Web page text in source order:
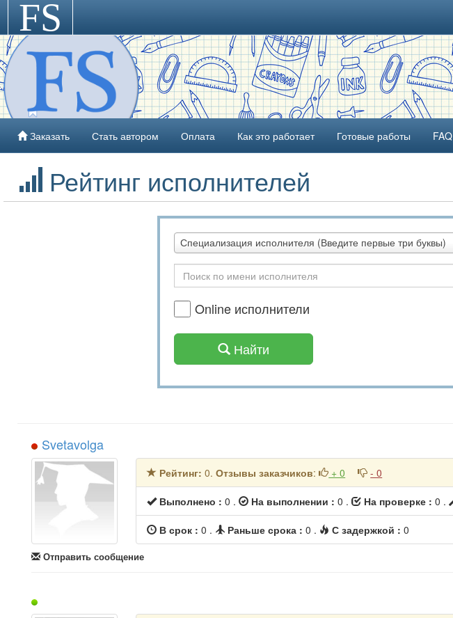
FS
Заказать Стать автором Оплата Как это работает Готовые работы FAQ
Рейтинг исполнителей
Специализация исполнителя (Введите первые три буквы)
Online исполнители
Найти
Svetavolga
Отправить сообщение
Рейтинг:0.Отзывы заказчиков: + 0 - 0
Выполнено :0 . На выполнении :0 . На проверке :0 .
В срок :0 . Раньше срока :0 . С задержкой :0